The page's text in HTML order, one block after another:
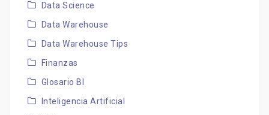
Data Science
Data Warehouse
Data Warehouse Tips
Finanzas
Glosario BI
Inteligencia Artificial